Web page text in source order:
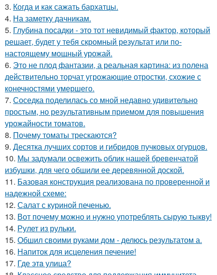
3. Когда и как сажать бархатцы.
4. На заметку дачникам.
5. Глубина посадки - это тот невидимый фактор, который
решает, будет у тебя скромный результат или по-
настоящему мощный урожай.
6. Это не плод фантазии, а реальная картина: из полена
действительно торчат угрожающие отростки, схожие с
конечностями умершего.
7. Соседка поделилась со мной недавно удивительно
простым, но результативным приемом для повышения
урожайности томатов.
8. Почему томаты трескаются?
9. Десятка лучших сортов и гибридов пучковых огурцов.
10. Мы задумали освежить облик нашей бревенчатой
избушки, для чего обшили ее деревянной доской.
11. Базовая конструкция реализована по проверенной и
надежной схеме:
12. Салат с куриной печенью.
13. Вот почему можно и нужно употреблять сырую тыкву!
14. Рулет из рульки.
15. Обшил своими руками дом - делюсь результатом а.
16. Напиток для исцеления печение!
17. Где этa улица?